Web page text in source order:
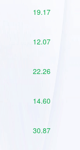
19.17
12.07
22.26
14.60
30.87